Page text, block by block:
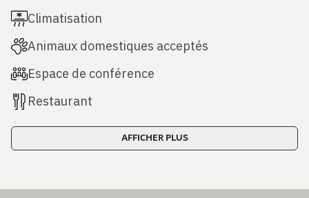
Climatisation
Animaux domestiques acceptés
Espace de conférence
Restaurant
AFFICHER PLUS